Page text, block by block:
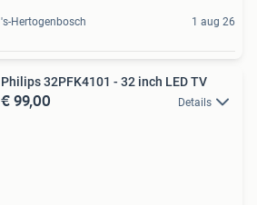
's-Hertogenbosch 1 aug 26
Philips 32PFK4101 - 32 inch LED TV
€ 99,00 Details